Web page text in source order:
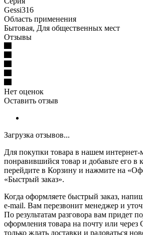
Gessi316
Область применения
Бытовая, Для общественных мест
Отзывы
Нет оценок
Оставить отзыв
Загрузка отзывов...
Для покупки товара в нашем интернет-
понравившийся товар и добавьте его в
перейдите в Корзину и нажмите на
«Быстрый заказ».
Когда оформляете быстрый заказ,
e-mail. Вам перезвонит менеджер и
По результатам разговора вам придет
оформления товара на почту или через
только ждать доставки и радоваться